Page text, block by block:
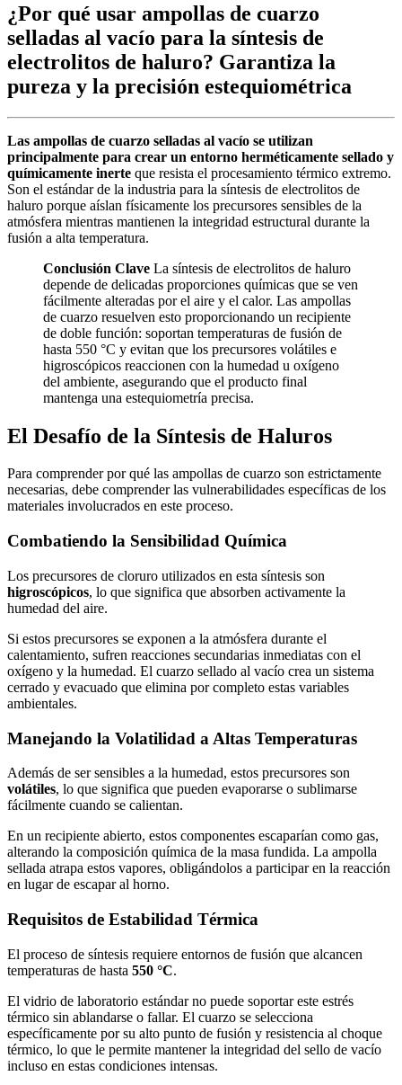
¿Por qué usar ampollas de cuarzo
selladas al vacío para la síntesis de
electrolitos de haluro? Garantiza la
pureza y la precisión estequiométrica
Las ampollas de cuarzo selladas al vacío se utilizan
principalmente para crear un entorno herméticamente sellado y
químicamente inerte que resista el procesamiento térmico extremo.
Son el estándar de la industria para la síntesis de electrolitos de
haluro porque aíslan físicamente los precursores sensibles de la
atmósfera mientras mantienen la integridad estructural durante la
fusión a alta temperatura.
Conclusión Clave La síntesis de electrolitos de haluro
depende de delicadas proporciones químicas que se ven
fácilmente alteradas por el aire y el calor. Las ampollas
de cuarzo resuelven esto proporcionando un recipiente
de doble función: soportan temperaturas de fusión de
hasta 550 °C y evitan que los precursores volátiles e
higroscópicos reaccionen con la humedad u oxígeno
del ambiente, asegurando que el producto final
mantenga una estequiometría precisa.
El Desafío de la Síntesis de Haluros
Para comprender por qué las ampollas de cuarzo son estrictamente
necesarias, debe comprender las vulnerabilidades específicas de los
materiales involucrados en este proceso.
Combatiendo la Sensibilidad Química
Los precursores de cloruro utilizados en esta síntesis son
higroscópicos, lo que significa que absorben activamente la
humedad del aire.
Si estos precursores se exponen a la atmósfera durante el
calentamiento, sufren reacciones secundarias inmediatas con el
oxígeno y la humedad. El cuarzo sellado al vacío crea un sistema
cerrado y evacuado que elimina por completo estas variables
ambientales.
Manejando la Volatilidad a Altas Temperaturas
Además de ser sensibles a la humedad, estos precursores son
volátiles, lo que significa que pueden evaporarse o sublimarse
fácilmente cuando se calientan.
En un recipiente abierto, estos componentes escaparían como gas,
alterando la composición química de la masa fundida. La ampolla
sellada atrapa estos vapores, obligándolos a participar en la reacción
en lugar de escapar al horno.
Requisitos de Estabilidad Térmica
El proceso de síntesis requiere entornos de fusión que alcancen
temperaturas de hasta 550 °C.
El vidrio de laboratorio estándar no puede soportar este estrés
térmico sin ablandarse o fallar. El cuarzo se selecciona
específicamente por su alto punto de fusión y resistencia al choque
térmico, lo que le permite mantener la integridad del sello de vacío
incluso en estas condiciones intensas.